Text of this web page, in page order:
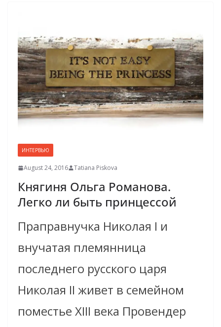
ИНТЕРВЬЮ
August 24, 2016 Tatiana Piskova
Княгиня Ольга Романова.
Легко ли быть принцессой
Праправнучка Николая I и
внучатая племянница
последнего русского царя
Николая II живет в семейном
поместье ХIII века Провендер